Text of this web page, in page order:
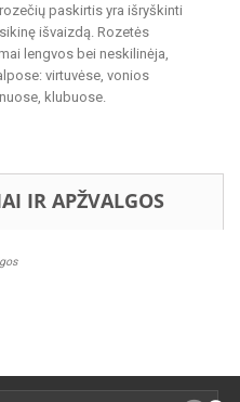
paskirtis yra išryškinti
išvaizdą. Rozetės
lengvos bei neskilinėja,
virtuvėse, vonios
klubuose.
IR APŽVALGOS